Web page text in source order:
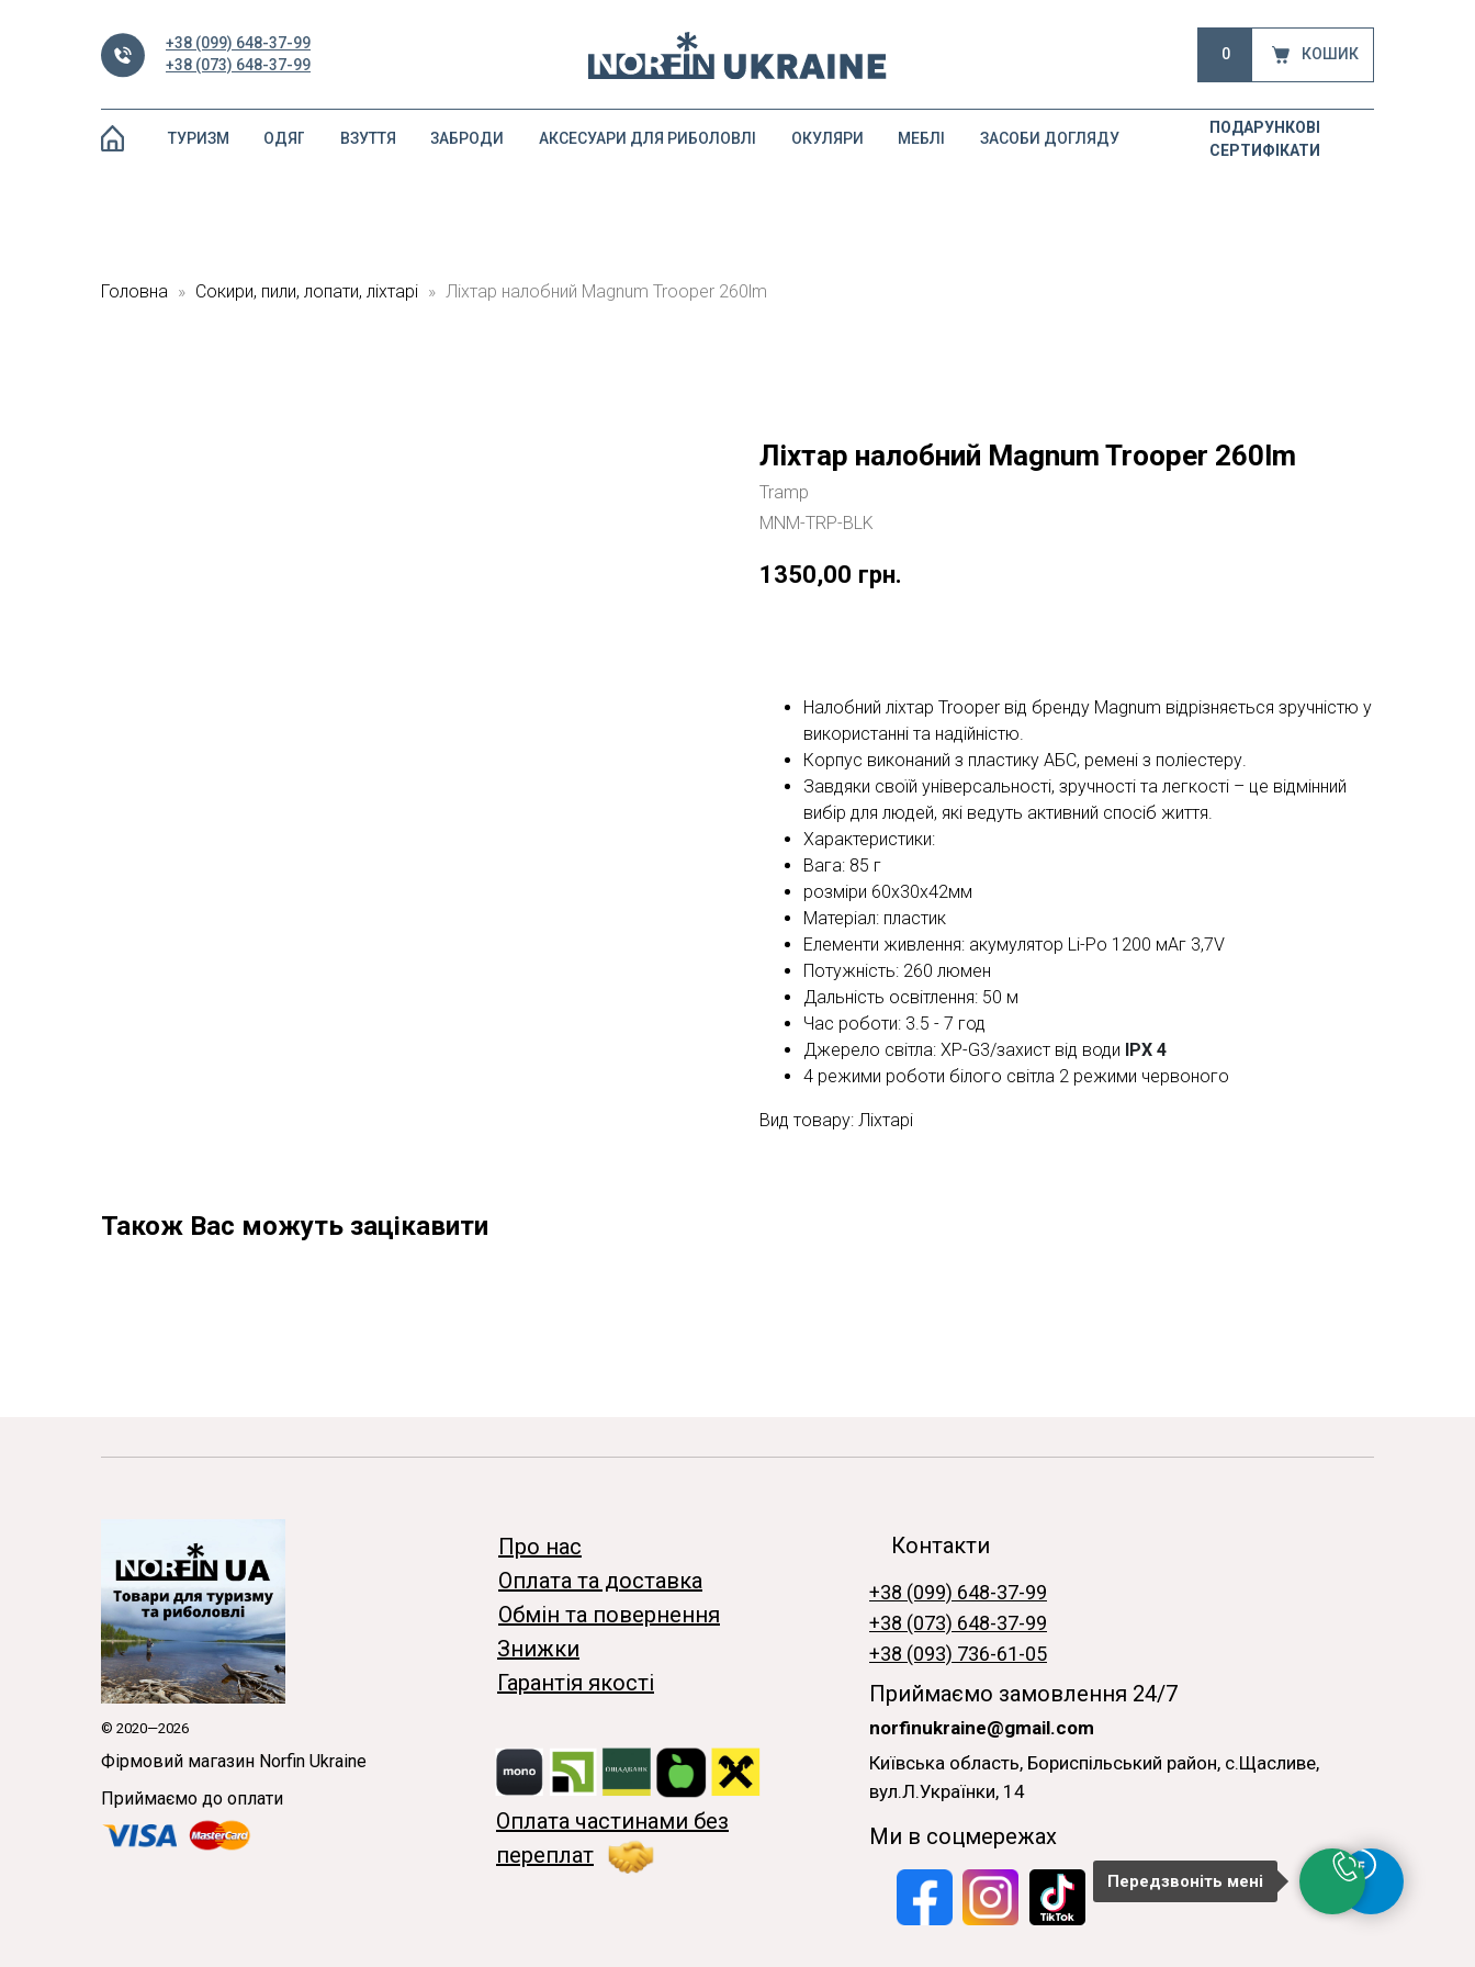
+38 (099) 648-37-99
+38 (073) 648-37-99
КОШИК
0
ТУРИЗМ ОДЯГ ВЗУТТЯ АКСЕСУАРИ ДЛЯ РИБОЛОВЛІ
ЗАБРОДИ ОКУЛЯРИ МЕБЛІ
ПОДАРУНКОВІ
СЕРТИФІКАТИ
ЗАСОБИ ДОГЛЯДУ
Головна Сокири, пили, лопати, ліхтарі Ліхтар налобний Magnum Trooper 260lm
Ліхтар налобний Magnum Trooper 260lm
Tramp
MNM-TRP-BLK
1350,00 грн.
Налобний ліхтар Trooper від бренду Magnum відрізняється зручністю у
використанні та надійністю.
Корпус виконаний з пластику АБС, ремені з поліестеру.
Завдяки своїй універсальності, зручності та легкості – це відмінний
вибір для людей, які ведуть активний спосіб життя.
Характеристики:
Вага: 85 г
розміри 60х30х42мм
Матеріал: пластик
Елементи живлення: акумулятор Li-Po 1200 мАг 3,7V
Потужність: 260 люмен
Дальність освітлення: 50 м
Час роботи: 3.5 - 7 год
Джерело світла: XP-G3/захист від води IPX 4
4 режими роботи білого світла 2 режими червоного
Вид товару: Ліхтарі
Також Вас можуть зацікавити
© 2020—2026
Фірмовий магазин Norfin Ukraine
Приймаємо до оплати
Про нас
Оплата та доставка
Обмін та повернення
Знижки
Гарантія якості
Контакти
Київська область, Бориспільський район, с.Щасливе,
вул.Л.Українки, 14
Ми в соцмережах
+38 (099) 648-37-99
norfinukraine@gmail.com
Приймаємо замовлення 24/7
+38 (073) 648-37-99
+38 (093) 736-61-05
Оплата частинами без
переплат
Передзвоніть мені